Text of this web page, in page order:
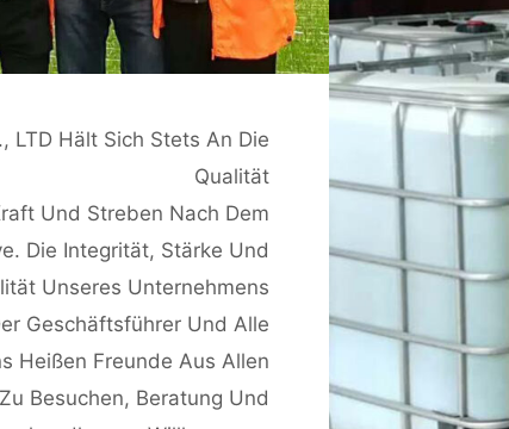
LTD Hält Sich Stets An Die
Qualität
Und Streben Nach Dem
Die Integrität, Stärke Und
Unseres Unternehmens
Geschäftsführer Und Alle
Heißen Freunde Aus Allen
Besuchen, Beratung Und